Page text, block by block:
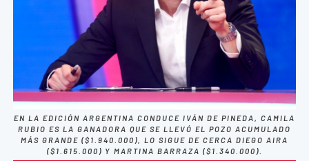
EN LA EDICIÓN ARGENTINA CONDUCE IVÁN DE PINEDA, CAMILA
RUBIO ES LA GANADORA QUE SE LLEVÓ EL POZO ACUMULADO
MÁS GRANDE ($1.940.000), LO SIGUE DE CERCA DIEGO AIRA
($1.615.000) Y MARTINA BARRAZA ($1.340.000).